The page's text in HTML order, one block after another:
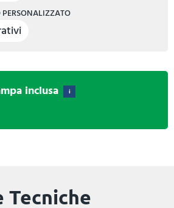
inclusa i
Tecniche